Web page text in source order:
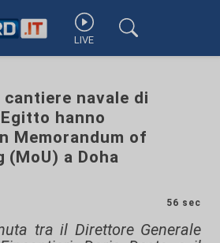
LIVE
navale di
hanno
Memorandum of
(MoU) a Doha
56 sec
tra il Direttore Generale